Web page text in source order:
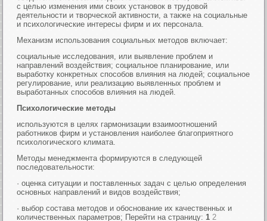
с целью изменения ими своих установок в трудовой
деятельности и творческой активности, а также на социальные
и психологические интересы фирм и их персонала.
Механизм использования социальных методов включает:
социальные исследования, или выявление проблем и
направлений воздействия; социальное планирование, или
выработку конкретных способов влияния на людей; социальное
регулирование, или реализацию выявленных проблем и
выработанных способов влияния на людей.
Психологические методы
используются в целях гармонизации взаимоотношений
работников фирм и установления наиболее благоприятного
психологического климата.
Методы менеджмента формируются в следующей
последовательности:
· оценка ситуации и поставленных задач с целью определения
основных направлений и видов воздействия;
· выбор состава методов и обоснование их качественных и
количественных параметров; Перейти на страницу:1 2